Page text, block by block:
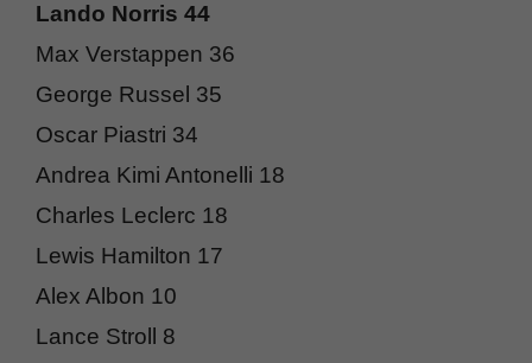
Lando Norris 44
Max Verstappen 36
George Russel 35
Oscar Piastri 34
Andrea Kimi Antonelli 18
Charles Leclerc 18
Lewis Hamilton 17
Alex Albon 10
Lance Stroll 8